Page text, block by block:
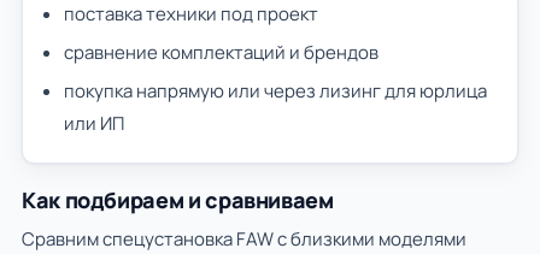
поставка техники под проект
сравнение комплектаций и брендов
покупка напрямую или через лизинг для юрлица
или ИП
Как подбираем и сравниваем
Сравним спецустановка FAW с близкими моделями